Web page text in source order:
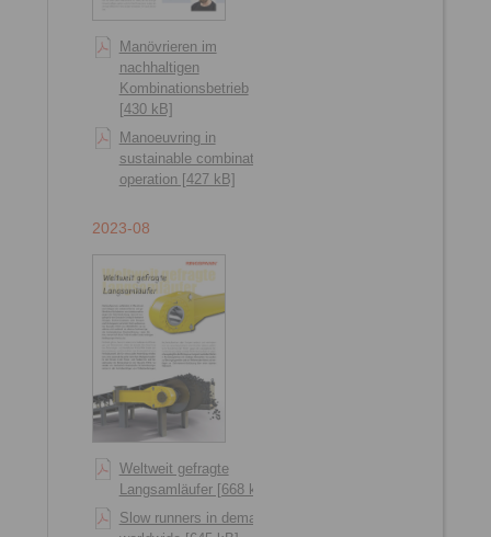
Manövrieren im
nachhaltigen
Kombinationsbetrieb
[430 kB]
Manoeuvring in
sustainable combination
operation [427 kB]
2023-08
Weltweit gefragte
Langsamläufer [668 kB]
Slow runners in demand